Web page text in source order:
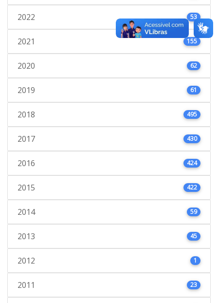
2022 53
2021 155
2020 62
2019 61
2018 495
2017 430
2016 424
2015 422
2014 59
2013 45
2012 1
2011 23